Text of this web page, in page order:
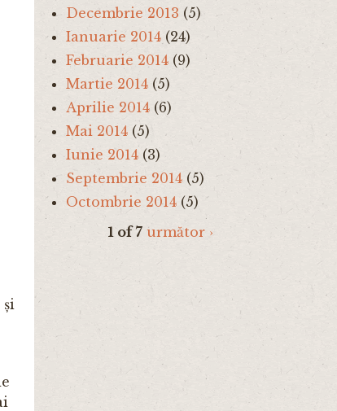
Decembrie 2013 (5)
Ianuarie 2014 (24)
Februarie 2014 (9)
Martie 2014 (5)
Aprilie 2014 (6)
Mai 2014 (5)
Iunie 2014 (3)
Septembrie 2014 (5)
Octombrie 2014 (5)
1 of 7 următor ›